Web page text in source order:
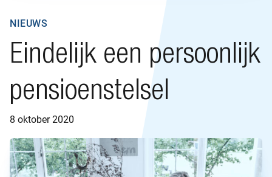
Eindelijk een persoonlijk
pensioenstelsel
8 oktober 2020
NIEUWS